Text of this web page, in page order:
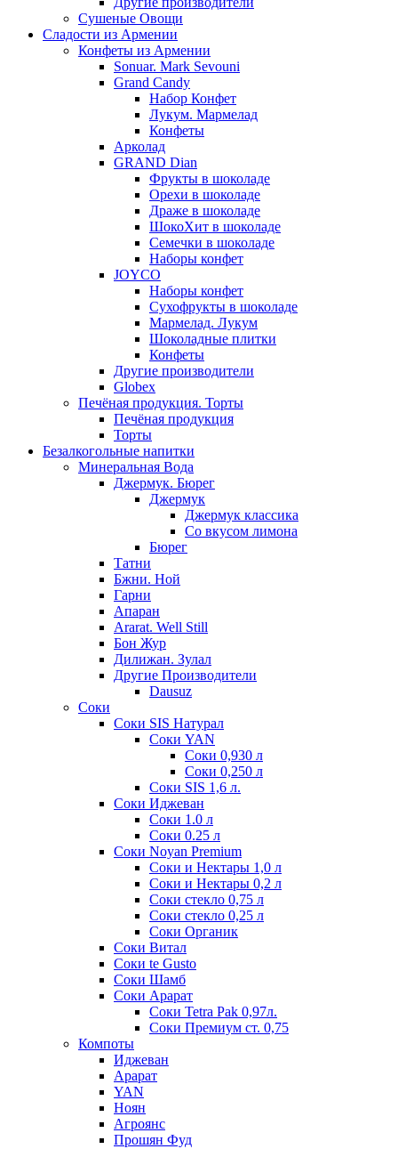
Сушеные Овощи
Сладости из Армении
Конфеты из Армении
Sonuar. Mark Sevouni
Grand Candy
Набор Конфет
Лукум. Мармелад
Конфеты
Арколад
GRAND Dian
Фрукты в шоколаде
Орехи в шоколаде
Драже в шоколаде
ШокоХит в шоколаде
Семечки в шоколаде
Наборы конфет
JOYCO
Наборы конфет
Сухофрукты в шоколаде
Мармелад. Лукум
Шоколадные плитки
Конфеты
Другие производители
Globex
Печёная продукция. Торты
Печёная продукция
Торты
Безалкогольные напитки
Минеральная Вода
Джермук. Бюрег
Джермук
Джермук классика
Со вкусом лимона
Бюрег
Татни
Бжни. Ной
Гарни
Апаран
Ararat. Well Still
Бон Жур
Дилижан. Зулал
Другие Производители
Dausuz
Соки
Соки SIS Натурал
Соки YAN
Соки 0,930 л
Соки 0,250 л
Соки SIS 1,6 л.
Соки Иджеван
Соки 1.0 л
Соки 0.25 л
Соки Noyan Premium
Соки и Нектары 1,0 л
Соки и Нектары 0,2 л
Соки стекло 0,75 л
Соки стекло 0,25 л
Соки Органик
Соки Витал
Соки te Gusto
Соки Шамб
Соки Арарат
Соки Tetra Pak 0,97л.
Соки Премиум ст. 0,75
Компоты
Иджеван
Арарат
YAN
Ноян
Агроянс
Прошян Фуд